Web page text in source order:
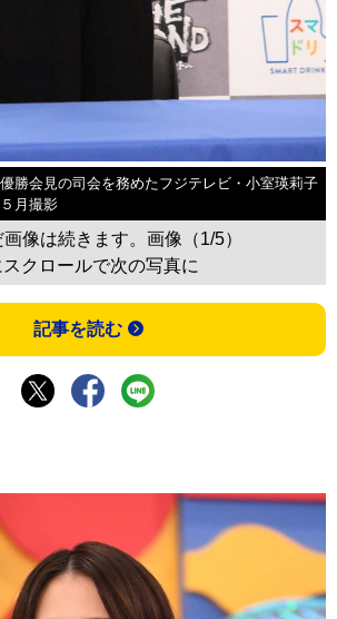
勝会見の司会を務めたフジテレビ・小室瑛莉子
月撮影
画像は続きます。画像（1/5）
スクロールで次の写真に
記事を読む